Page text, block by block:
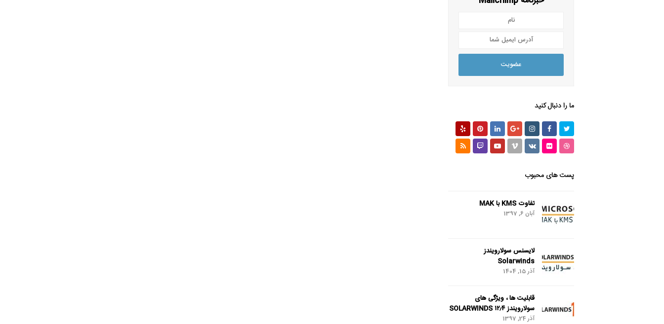
شما
عضویت
ما را دنبال کنید
Twitter
Facebook
Instagram
GooglePlus
LinkedIn
Pinterest
Yelp
Dribbble
Flickr
VK
Vimeo
Youtube
Twitch
RSS
پست های محبوب
تفاوت KMS با MAK
آبان 6, 1397
لایسنس سولارویندز
Solarwinds
آذر 15, 1404
قابلیت ها ، ویژگی های
سولارویندز SOLARWINDS ۱۲٫۴
آذر 24, 1397